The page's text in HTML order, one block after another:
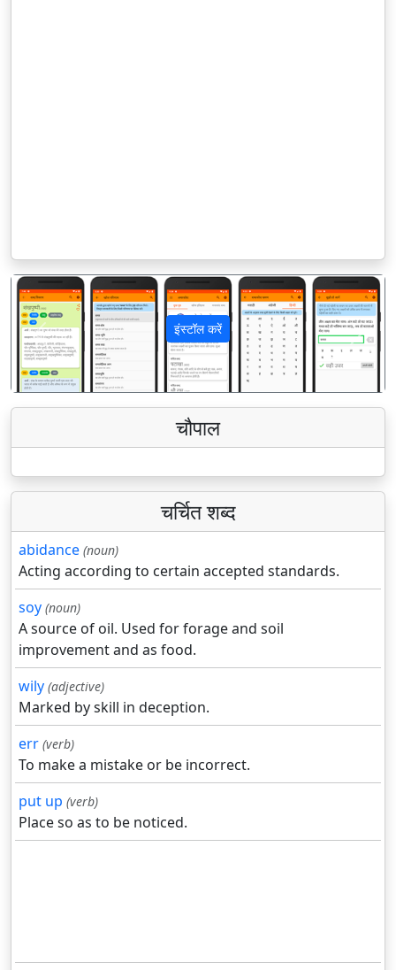
इंस्टॉल करें
पिछला अगला
चौपाल
चर्चित शब्द
abidance (noun)
Acting according to certain accepted standards.
soy (noun)
A source of oil. Used for forage and soil
improvement and as food.
wily (adjective)
Marked by skill in deception.
err (verb)
To make a mistake or be incorrect.
put up (verb)
Place so as to be noticed.